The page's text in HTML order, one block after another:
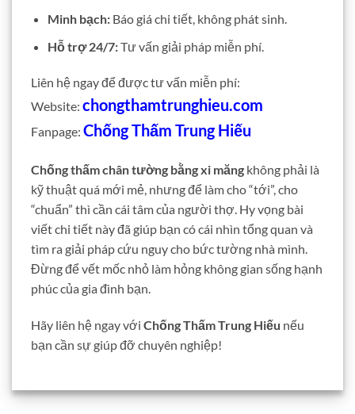
Minh bạch:Báo giá chi tiết, không phát sinh.
Hỗ trợ 24/7:Tư vấn giải pháp miễn phí.
Liên hệ ngay để được tư vấn miễn phí:
Website: chongthamtrunghieu.com
Fanpage: Chống Thấm Trung Hiếu
Chống thấm chân tường bằng xi măng không phải là
kỹ thuật quá mới mẻ, nhưng để làm cho “tới”, cho
“chuẩn” thì cần cái tâm của người thợ. Hy vọng bài
viết chi tiết này đã giúp bạn có cái nhìn tổng quan và
tìm ra giải pháp cứu nguy cho bức tường nhà mình.
Đừng để vết mốc nhỏ làm hỏng không gian sống hạnh
phúc của gia đình bạn.
Hãy liên hệ ngay với Chống Thấm Trung Hiếu nếu
bạn cần sự giúp đỡ chuyên nghiệp!